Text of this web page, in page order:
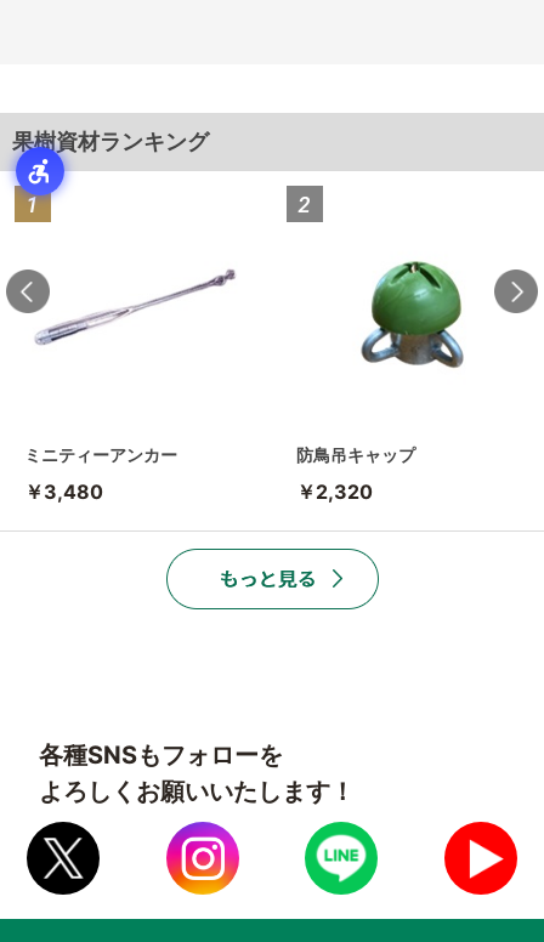
果樹資材ランキング
ミニティーアンカー
￥3,480
防鳥吊キャップ
￥2,320
各種SNSもフォローを
よろしくお願いいたします！